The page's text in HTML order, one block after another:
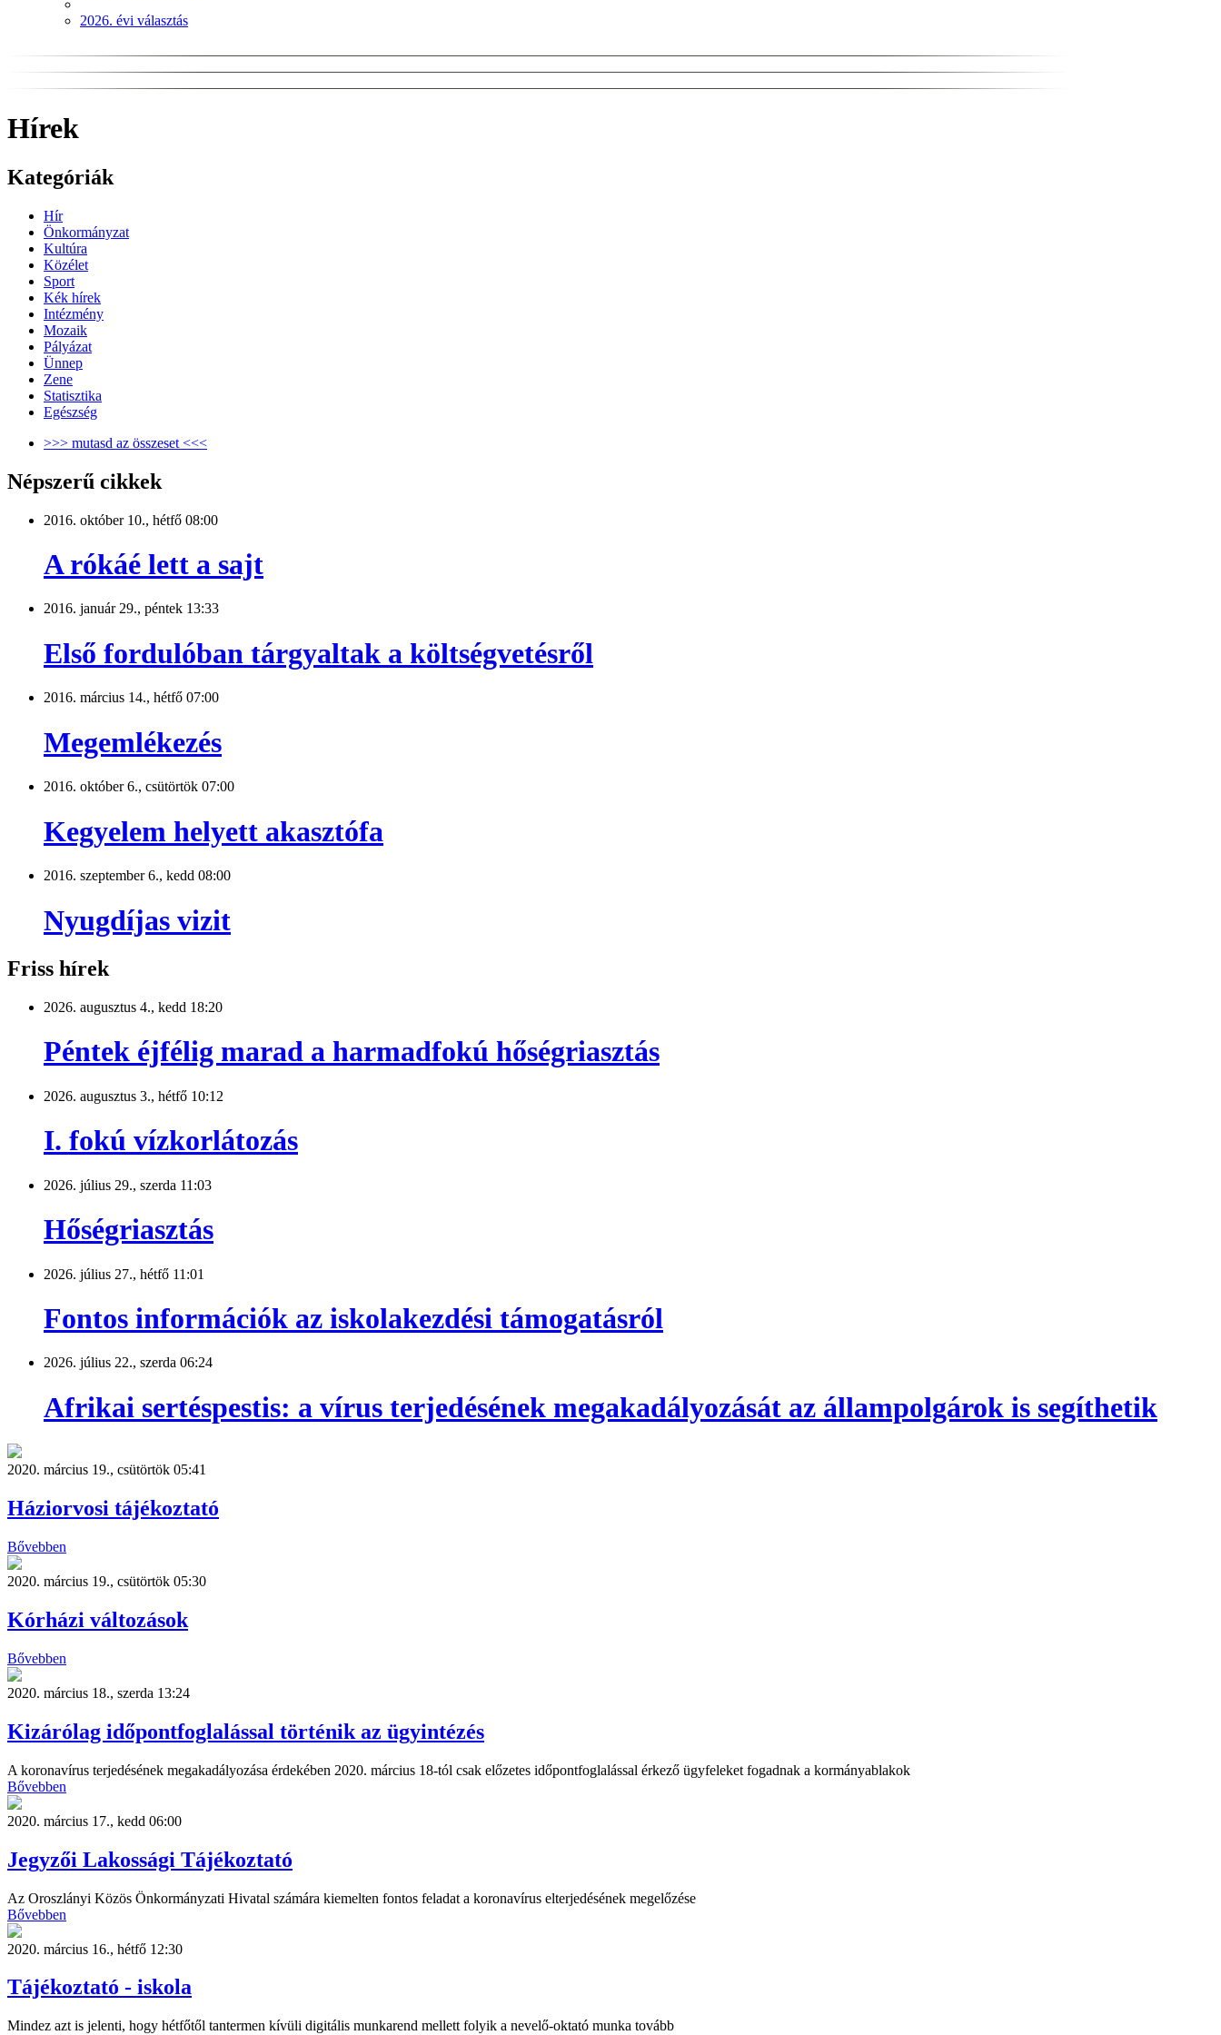
2026. évi választás
Hírek
Kategóriák
Hír
Önkormányzat
Kultúra
Közélet
Sport
Kék hírek
Intézmény
Mozaik
Pályázat
Ünnep
Zene
Statisztika
Egészség
>>> mutasd az összeset <<<
Népszerű cikkek
2016. október 10., hétfő 08:00
A rókáé lett a sajt
2016. január 29., péntek 13:33
Első fordulóban tárgyaltak a költségvetésről
2016. március 14., hétfő 07:00
Megemlékezés
2016. október 6., csütörtök 07:00
Kegyelem helyett akasztófa
2016. szeptember 6., kedd 08:00
Nyugdíjas vizit
Friss hírek
2026. augusztus 4., kedd 18:20
Péntek éjfélig marad a harmadfokú hőségriasztás
2026. augusztus 3., hétfő 10:12
I. fokú vízkorlátozás
2026. július 29., szerda 11:03
Hőségriasztás
2026. július 27., hétfő 11:01
Fontos információk az iskolakezdési támogatásról
2026. július 22., szerda 06:24
Afrikai sertéspestis: a vírus terjedésének megakadályozását az állampolgárok is segíthetik
2020. március 19., csütörtök 05:41
Háziorvosi tájékoztató
Bővebben
2020. március 19., csütörtök 05:30
Kórházi változások
Bővebben
2020. március 18., szerda 13:24
Kizárólag időpontfoglalással történik az ügyintézés
A koronavírus terjedésének megakadályozása érdekében 2020. március 18-tól csak előzetes időpontfoglalással érkező ügyfeleket fogadnak a kormányablakok
Bővebben
2020. március 17., kedd 06:00
Jegyzői Lakossági Tájékoztató
Az Oroszlányi Közös Önkormányzati Hivatal számára kiemelten fontos feladat a koronavírus elterjedésének megelőzése
Bővebben
2020. március 16., hétfő 12:30
Tájékoztató - iskola
Mindez azt is jelenti, hogy hétfőtől tantermen kívüli digitális munkarend mellett folyik a nevelő-oktató munka tovább